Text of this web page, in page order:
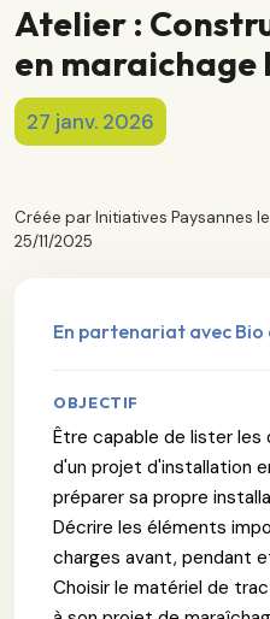
Atelier :
en maraichage
27 janv. 2026
Créée par Initiatives Paysannes
25/11/2025
En partenariat avec Bio
OBJECTIF
Être capable de lister
d'un projet d'installation
préparer sa propre
Décrire les éléments
charges avant, pendant
Choisir le matériel de